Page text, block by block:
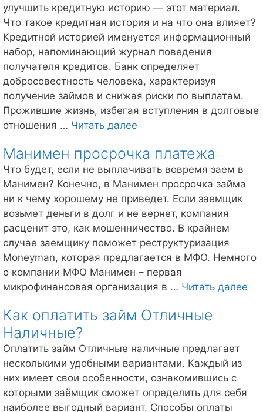
улучшить кредитную историю — этот материал.
Что такое кредитная история и на что она влияет?
Кредитной историей именуется информационный
набор, напоминающий журнал поведения
получателя кредитов. Банк определяет
добросовестность человека, характеризуя
получение займов и снижая риски по выплатам.
Прожившие жизнь, избегая вступления в долговые
отношения … Читать далее
кредитную
историю?
Манимен просрочка платежа
Что будет, если не выплачивать вовремя заем в
Манимен? Конечно, в Манимен просрочка займа
ни к чему хорошему не приведет. Если заемщик
возьмет деньги в долг и не вернет, компания
расценит это, как мошенничество. В крайнем
случае заемщику поможет реструктуризация
Moneyman, которая предлагается в МФО. Немного
о компании МФО Манимен – первая
микрофинансовая организация в … Читать далее
Как оплатить займ Отличные
Наличные?
Оплатить займ Отличные наличные предлагает
несколькими удобными вариантами. Каждый из
них имеет свои особенности, ознакомившись с
которыми заёмщик сможет определить для себя
наиболее выгодный вариант. Способы оплаты